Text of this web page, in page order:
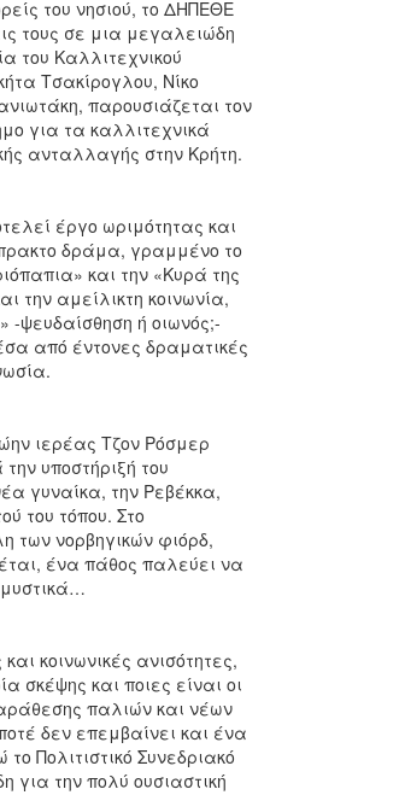
του νησιού, το ΔΗΠΕΘΕ
τους σε μια μεγαλειώδη
του Καλλιτεχνικού
Τσακίρογλου, Νίκο
παρουσιάζεται τον
για τα καλλιτεχνικά
ανταλλαγής στην Κρήτη.
έργο ωριμότητας και
δράμα, γραμμένο το
και την «Κυρά της
την αμείλικτη κοινωνία,
ψευδαίσθηση ή οιωνός;-
από έντονες δραματικές
ιερέας Τζον Ρόσμερ
υποστήριξή του
γυναίκα, την Ρεβέκκα,
του τόπου. Στο
των νορβηγικών φιόρδ,
ένα πάθος παλεύει να
κοινωνικές ανισότητες,
σκέψης και ποιες είναι οι
παλιών και νέων
δεν επεμβαίνει και ένα
Πολιτιστικό Συνεδριακό
για την πολύ ουσιαστική